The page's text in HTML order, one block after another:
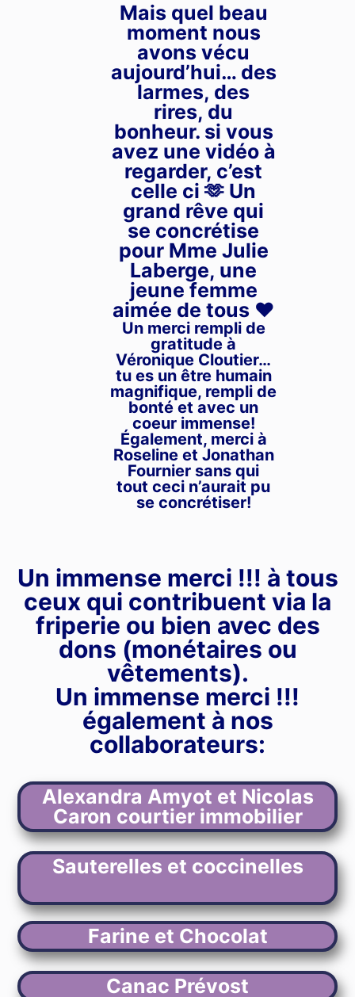
Duo de linges à vaisselle
avec emporte-pièce en
Mais quel beau
moment nous
avons vécu
aujourd’hui… des
larmes, des
rires, du
bonheur. si vous
avez une vidéo à
regarder, c’est
celle ci 🫶 Un
grand rêve qui
se concrétise
pour Mme Julie
Laberge, une
jeune femme
aimée de tous ❤️
Un merci rempli de
gratitude à
Véronique Cloutier…
tu es un être humain
magnifique, rempli de
bonté et avec un
coeur immense!
Également, merci à
Roseline et Jonathan
Fournier sans qui
tout ceci n’aurait pu
se concrétiser!
Un immense merci !!! à tous
ceux qui contribuent via la
friperie ou bien avec des
dons (monétaires ou
vêtements).
Un immense merci !!!
également à nos
collaborateurs:
Alexandra Amyot et Nicolas
Caron courtier immobilier
Sauterelles et coccinelles
Farine et Chocolat
Canac Prévost